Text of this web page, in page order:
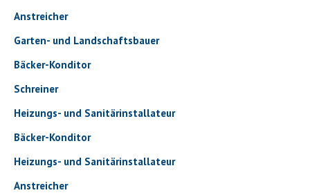
Anstreicher
Garten- und Landschaftsbauer
Bäcker-Konditor
Schreiner
Heizungs- und Sanitärinstallateur
Bäcker-Konditor
Heizungs- und Sanitärinstallateur
Anstreicher